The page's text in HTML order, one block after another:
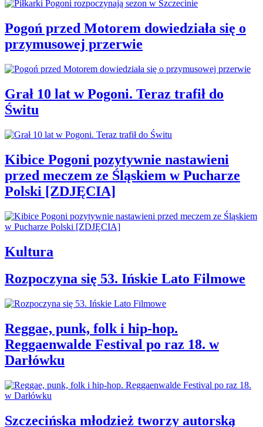
Pogoń przed Motorem dowiedziała się o
przymusowej przerwie
Grał 10 lat w Pogoni. Teraz trafił do
Świtu
Kibice Pogoni pozytywnie nastawieni
przed meczem ze Śląskiem w Pucharze
Polski [ZDJĘCIA]
Kultura
Rozpoczyna się 53. Ińskie Lato Filmowe
Reggae, punk, folk i hip-hop.
Reggaenwalde Festival po raz 18. w
Darłówku
Szczecińska młodzież tworzy autorską